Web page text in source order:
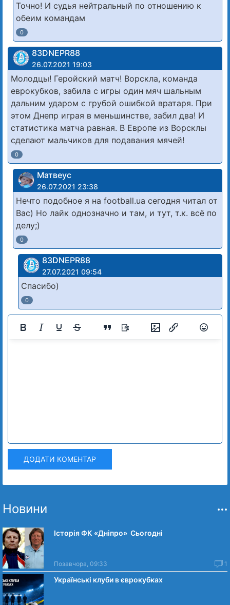
Точно! И судья нейтральный по отношению к
обеим командам
0
83DNЕРR88
26.07.2021 19:03
Молодцы! Геройский матч! Ворскла, команда
еврокубков, забила с игры один мяч шальным
дальним ударом с грубой ошибкой вратаря. При
этом Днепр играя в меньшинстве, забил два! И
статистика матча равная. В Европе из Ворсклы
сделают мальчиков для подавания мячей!
0
Матвеус
26.07.2021 23:38
Нечто подобное я на football.ua сегодня читал от
Вас) Но лайк однозначно и там, и тут, т.к. всё по
делу;)
0
83DNЕРR88
27.07.2021 09:54
Спасибо)
0
ДОДАТИ КОМЕНТАР
Новини
Історія ФК «Дніпро» Сьогодні
Позавчора, 09:33 1
Українські клуби в єврокубках